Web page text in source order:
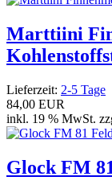
Marttiini
Lieferzeit: 2-5 Tage
84,00 EUR
inkl. 19 % MwSt.
Glock FM